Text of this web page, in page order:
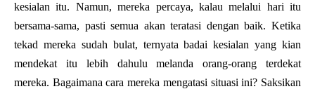
kesialan itu. Namun, mereka percaya, kalau melalui hari itu
bersama-sama, pasti semua akan teratasi dengan baik. Ketika
tekad mereka sudah bulat, ternyata badai kesialan yang kian
mendekat itu lebih dahulu melanda orang-orang terdekat
mereka. Bagaimana cara mereka mengatasi situasi ini? Saksikan